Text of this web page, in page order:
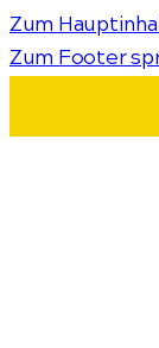
Zum
Zum Footer